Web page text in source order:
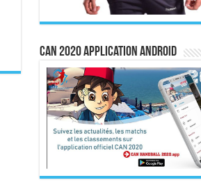
CAN 2020 Application Android